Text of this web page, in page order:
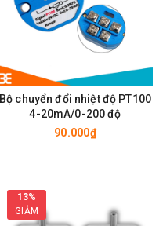
Bộ chuyển đổi nhiệt độ PT100
4-20mA/0-200 độ
90.000₫
13%
GIẢM